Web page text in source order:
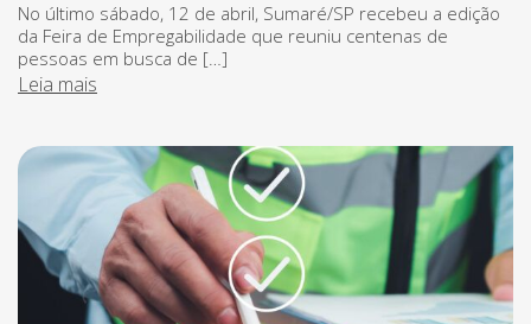
No último sábado, 12 de abril, Sumaré/SP recebeu a edição
da Feira de Empregabilidade que reuniu centenas de
pessoas em busca de […]
Leia mais